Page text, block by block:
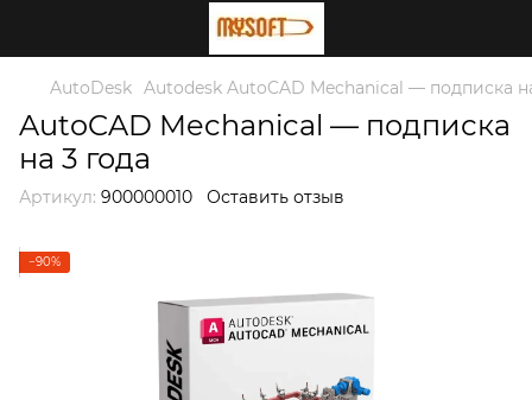
AutoDesk Autodesk AutoCAD Mechanical — подписка
AutoCAD Mechanical — подписка
на 3 года
Артикул: 900000010 Оставить отзыв
−90%